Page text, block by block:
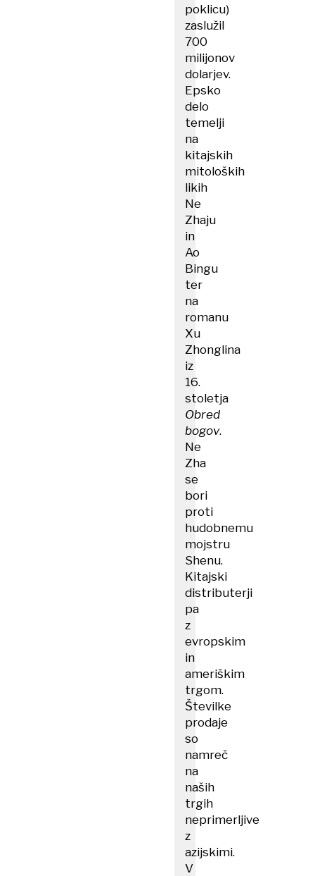
poklicu)
zaslužil
700
milijonov
dolarjev.
Epsko
delo
temelji
na
kitajskih
mitoloških
likih
Ne
Zhaju
in
Ao
Bingu
ter
na
romanu
Xu
Zhonglina
iz
16.
stoletja
Obred
bogov.
Ne
Zha
se
bori
proti
hudobnemu
mojstru
Shenu.
Kitajski
distributerji
pa
z
evropskim
in
ameriškim
trgom.
Številke
prodaje
so
namreč
na
naših
trgih
neprimerljive
z
azijskimi.
V